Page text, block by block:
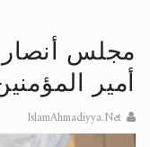
مجلس أنصار
أمير
IslamAhmadiyya.Net